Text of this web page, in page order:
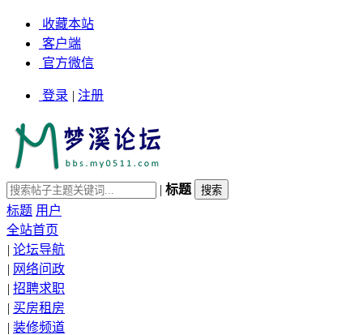
收藏本站
客户端
官方微信
登录 | 注册
| 标题
标题 用户
全站首页
| 论坛导航
| 网络问政
| 招聘求职
| 买房租房
| 装修频道